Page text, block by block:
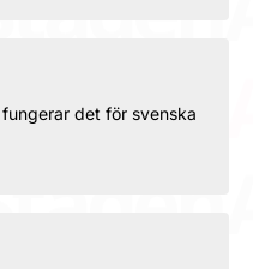
det för svenska